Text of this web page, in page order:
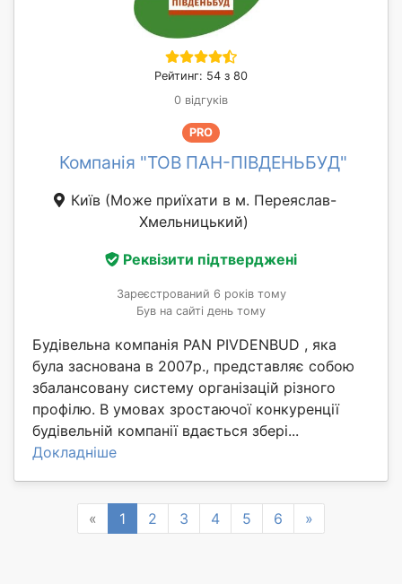
Рейтинг: 54 з 80
0 відгуків
PRO
Компанія "ТОВ ПАН-ПІВДЕНЬБУД"
Київ (Може приїхати в м. Переяслав-
Хмельницький)
Реквізити підтверджені
Зареєстрований 6 років тому
Був на сайті день тому
Будівельна компанія PAN PIVDENBUD , яка
була заснована в 2007р., представляє собою
збалансовану систему організацій різного
профілю. В умовах зростаючої конкуренції
будівельній компанії вдається збері...
Докладніше
« Previous
1 2 3 4 5 6 »